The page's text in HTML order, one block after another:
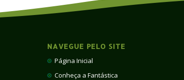
NAVEGUE PELO SITE
Página Inicial
Conheça a Fantástica